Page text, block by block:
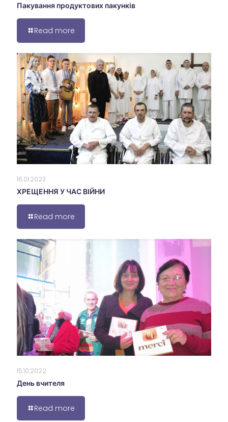
Пакування продуктових пакунків
Read more
16.01.2023
ХРЕЩЕННЯ У ЧАС ВІЙНИ
Read more
15.10.2022
День вчителя
Read more